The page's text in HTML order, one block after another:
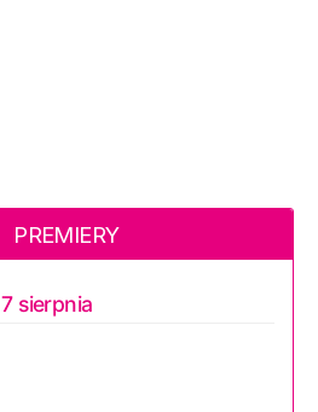
PREMIERY
7 sierpnia